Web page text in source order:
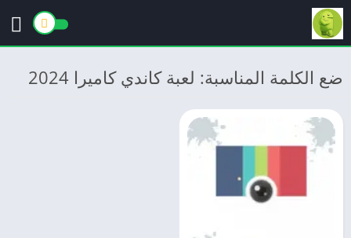
ضع الكلمة المناسبة: لعبة كاندي كاميرا 2024